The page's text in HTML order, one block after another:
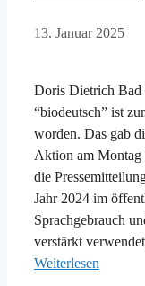
13. Januar 2025
Doris Dietrich
“biodeutsch” ist
worden. Das gab
Aktion am Montag
die
Jahr 2024 im
Sprachgebrauch
verstärkt
Weiterlesen